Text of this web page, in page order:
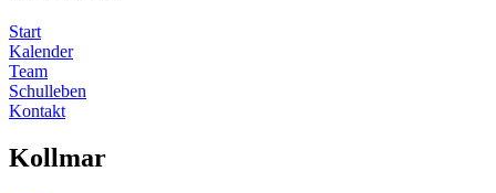
Start
Kalender
Team
Schulleben
Kontakt
Kollmar